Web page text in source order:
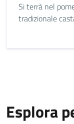
Si terrà nel
tradizionale
Esplora